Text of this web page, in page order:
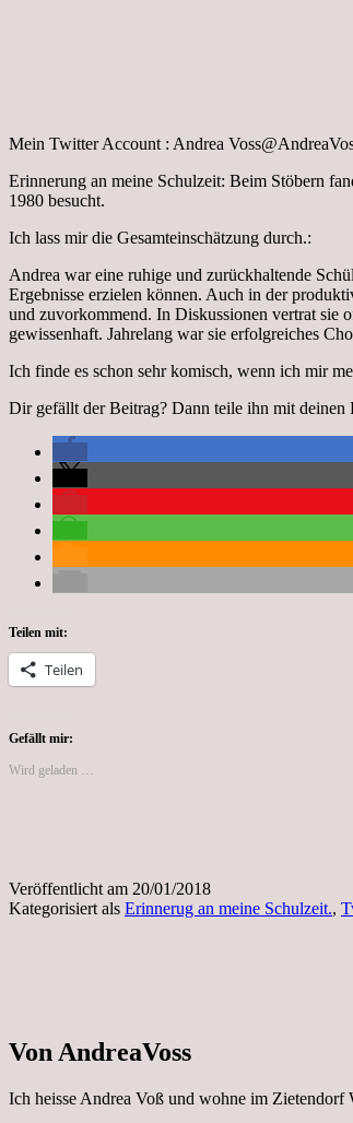
Mein Twitter Account : Andrea
Erinnerung an meine Schulzeit: Beim Stöbern
1980 besucht.
Ich lass mir die Gesamteinschätzung durch.:
Andrea war eine ruhige und zurückhaltende
Ergebnisse erzielen können. Auch in der
und zuvorkommend. In Diskussionen vertrat sie
gewissenhaft. Jahrelang war sie erfolgreiches
Ich finde es schon sehr komisch, wenn ich mir
Dir gefällt der Beitrag? Dann teile ihn mit deinen
Teilen mit:
Teilen
Gefällt mir:
Wird geladen …
Veröffentlicht am 20/01/2018
Kategorisiert als Erinnerug an meine Schulzeit.,
Von AndreaVoss
Ich heisse Andrea Voß und wohne im Zietendorf